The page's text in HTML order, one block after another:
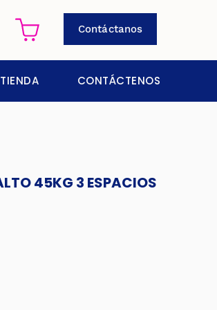
Contáctanos
TIENDA CONTÁCTENOS
45KG 3 ESPACIOS